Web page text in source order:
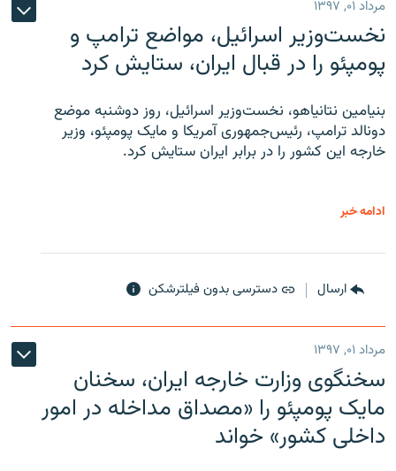
مرداد ۰۱, ۱۳۹۷
نخست‌وزیر اسرائیل، مواضع ترامپ و
پومپئو را در قبال ایران، ستایش کرد
بنیامین نتانیاهو، نخست‌وزیر اسرائیل، روز دوشنبه موضع
دونالد ترامپ، رئیس‌جمهوری آمریکا و مایک پومپئو، وزیر
خارجه این کشور را در برابر ایران ستایش کرد.
ادامه خبر
ارسال دسترسی بدون فیلترشکن
مرداد ۰۱, ۱۳۹۷
سخنگوی وزارت خارجه ایران، سخنان
مایک پومپئو را «مصداق مداخله در امور
داخلی کشور» خواند